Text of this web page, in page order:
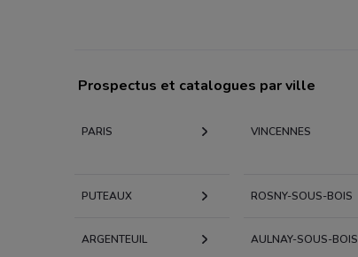
Prospectus et catalogues par ville
PARIS VINCENNES
PUTEAUX ROSNY-SOUS-BOIS
ARGENTEUIL AULNAY-SOUS-BOIS